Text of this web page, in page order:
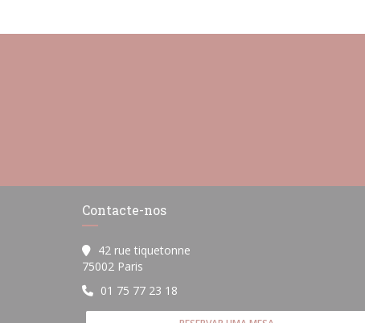
Contacte-nos
42 rue tiquetonne
75002 Paris
01 75 77 23 18